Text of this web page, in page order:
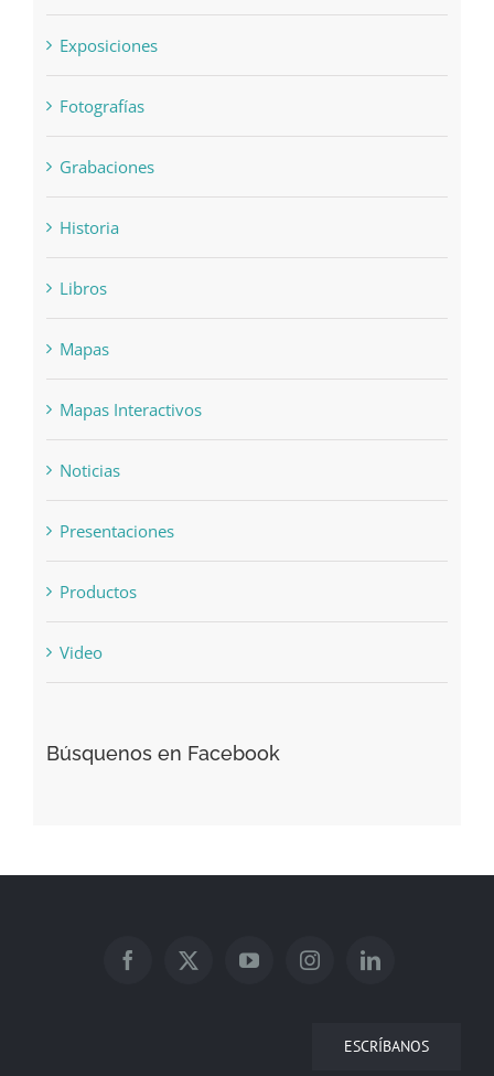
Exposiciones
Fotografías
Grabaciones
Historia
Libros
Mapas
Mapas Interactivos
Noticias
Presentaciones
Productos
Video
Búsquenos en Facebook
ESCRÍBANOS